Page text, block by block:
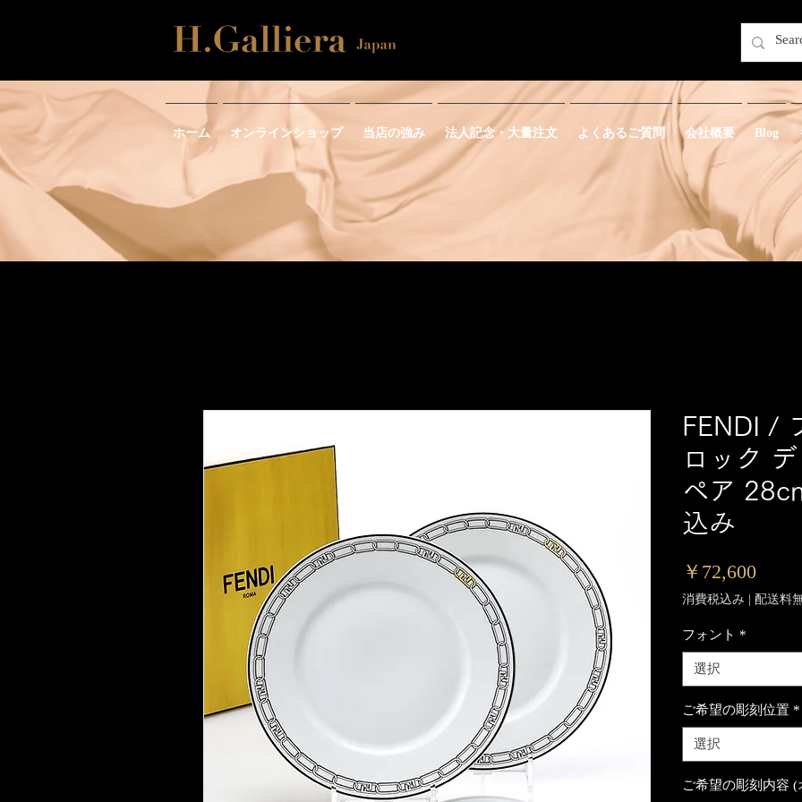
ホーム オンラインショップ 当店の強み 法人記念・大量注文 よくあるご質問 会社概要 Blog
FENDI /
ロック
ペア
込み
￥72,600価
格
消費税込み 配送料
フォント *
選択
ご希望の彫刻位置 *
選択
ご希望の彫刻内容